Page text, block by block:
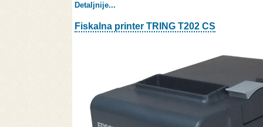
Detaljnije...
Fiskalna printer TRING T202 CS